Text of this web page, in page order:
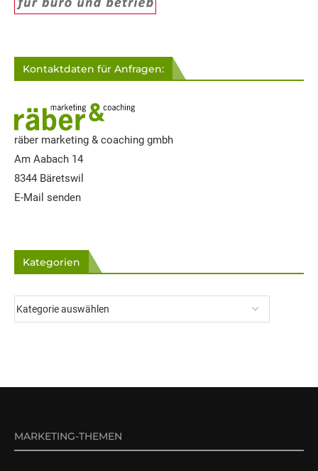
Kontaktdaten für Anfragen:
räber marketing & coaching gmbh
Am Aabach 14
8344 Bäretswil
E-Mail senden
Kategorien
MARKETING-THEMEN